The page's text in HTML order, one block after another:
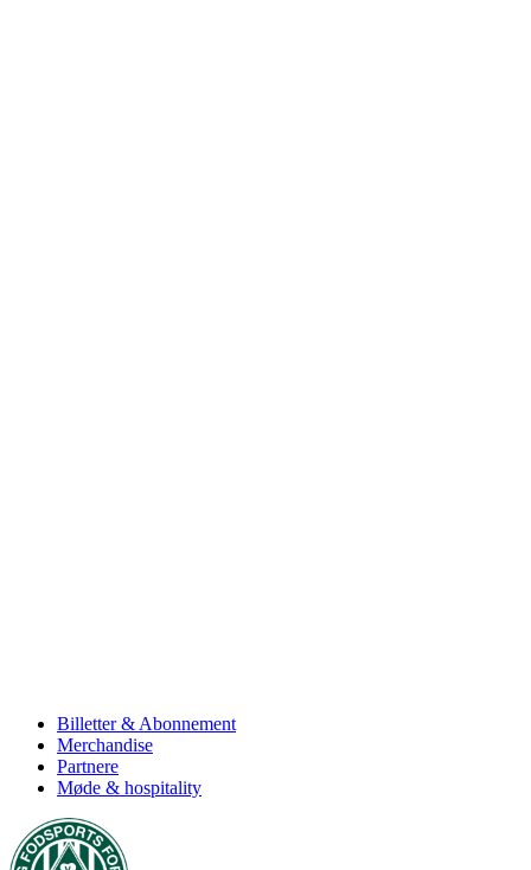
Billetter & Abonnement
Merchandise
Partnere
Møde & hospitality